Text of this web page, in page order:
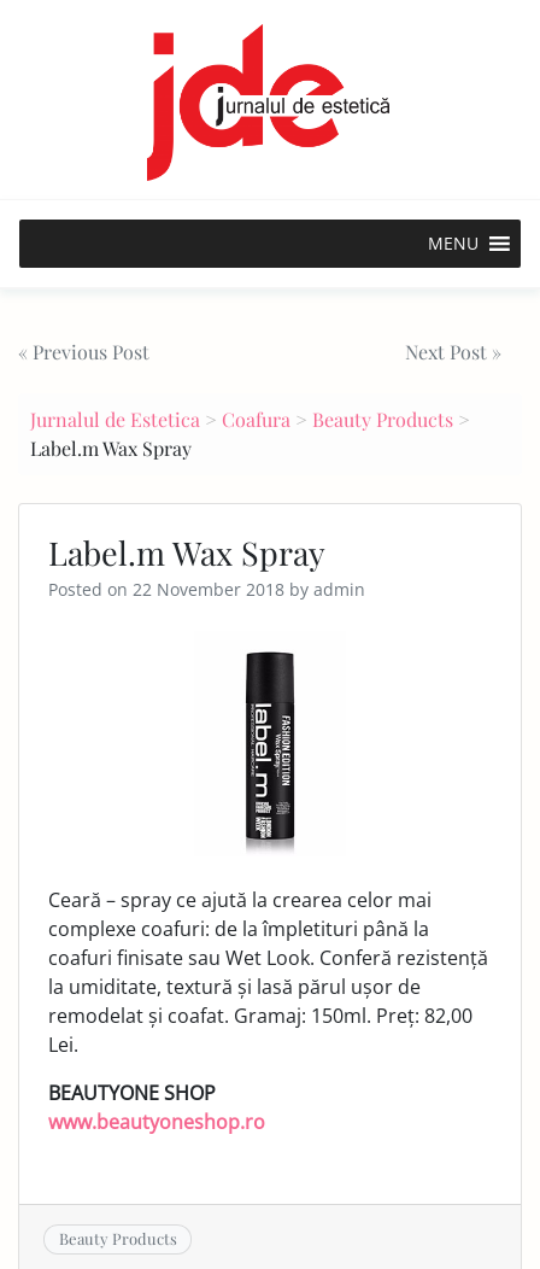
MENU
Post
navigation
« Previous Post Next Post »
Jurnalul de Estetica > Coafura > Beauty Products >
Label.m Wax Spray
Label.m Wax Spray
Posted on 22 November 2018 by admin
Ceară – spray ce ajută la crearea celor mai
complexe coafuri: de la împletituri până la
coafuri finisate sau Wet Look. Conferă rezistență
la umiditate, textură și lasă părul ușor de
remodelat și coafat. Gramaj: 150ml. Preț: 82,00
Lei.
BEAUTYONE SHOP
www.beautyoneshop.ro
Beauty Products